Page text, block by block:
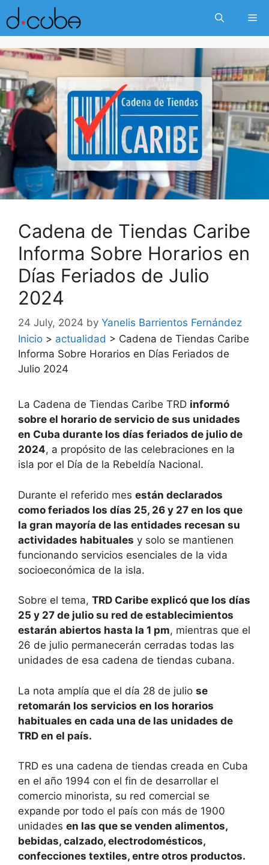
Skip
to
content
Cadena de Tiendas Caribe
Informa Sobre Horarios en
Días Feriados de Julio
2024
24 July, 2024 by Yanelis Barrientos Fernández
Inicio > actualidad > Cadena de Tiendas Caribe
Informa Sobre Horarios en Días Feriados de
Julio 2024
La Cadena de Tiendas Caribe TRD informó
sobre el horario de servicio de sus unidades
en Cuba durante los días feriados de julio de
2024, a propósito de las celebraciones en la
isla por el Día de la Rebeldía Nacional.
Durante el referido mes están declarados
como feriados los días 25, 26 y 27 en los que
la gran mayoría de las entidades recesan su
actividades habituales y solo se mantienen
funcionando servicios esenciales de la vida
socioeconómica de la isla.
Sobre el tema, TRD Caribe explicó que los días
25 y 27 de julio su red de establecimientos
estarán abiertos hasta la 1 pm, mientras que el
26 de julio permanecerán cerradas todas las
unidades de esa cadena de tiendas cubana.
La nota amplía que el día 28 de julio se
retomarán los servicios en los horarios
habituales en cada una de las unidades de
TRD en el país.
TRD es una cadena de tiendas creada en Cuba
en el año 1994 con el fin de desarrollar el
comercio minorista, su red comercial se
expande por todo el país con más de 1900
unidades en las que se venden alimentos,
bebidas, calzado, electrodomésticos,
confecciones textiles, entre otros productos.